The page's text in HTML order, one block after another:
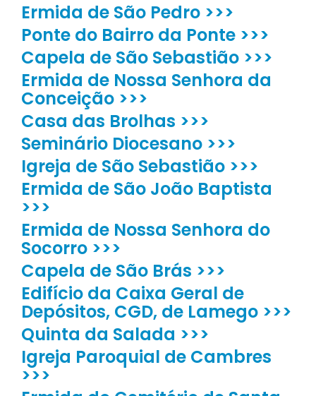
Ermida de São Pedro >>>
Ponte do Bairro da Ponte >>>
Capela de São Sebastião >>>
Ermida de Nossa Senhora da
Conceição >>>
Casa das Brolhas >>>
Seminário Diocesano >>>
Igreja de São Sebastião >>>
Ermida de São João Baptista
>>>
Ermida de Nossa Senhora do
Socorro >>>
Capela de São Brás >>>
Edifício da Caixa Geral de
Depósitos, CGD, de Lamego >>>
Quinta da Salada >>>
Igreja Paroquial de Cambres
>>>